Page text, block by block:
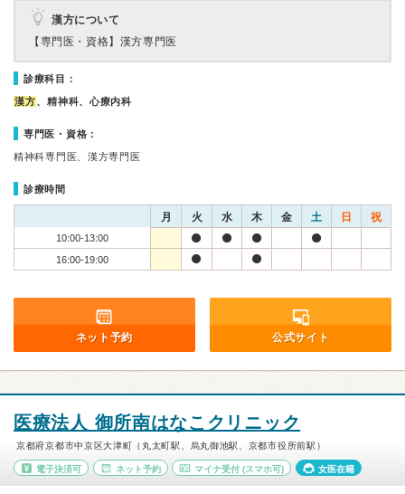
漢方について
【専門医・資格】 漢方専門医
診療科目：
漢方、精神科、心療内科
専門医・資格：
精神科専門医、漢方専門医
診療時間
月 火 水 木 金 土 日 祝
10:00-13:00
16:00-19:00
ネット予約 公式サイト
医療法人 御所南はなこクリニック
京都府京都市中京区大津町（丸太町駅、烏丸御池駅、京都市役所前駅）
電子決済可 ネット予約 マイナ受付 (スマホ可) 女医在籍